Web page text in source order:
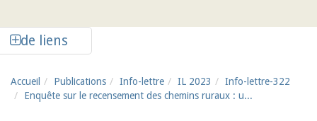
de liens
Accueil Publications Info-lettre IL 2023
Info-lettre-322
Enquête sur le recensement des chemins ruraux : u...